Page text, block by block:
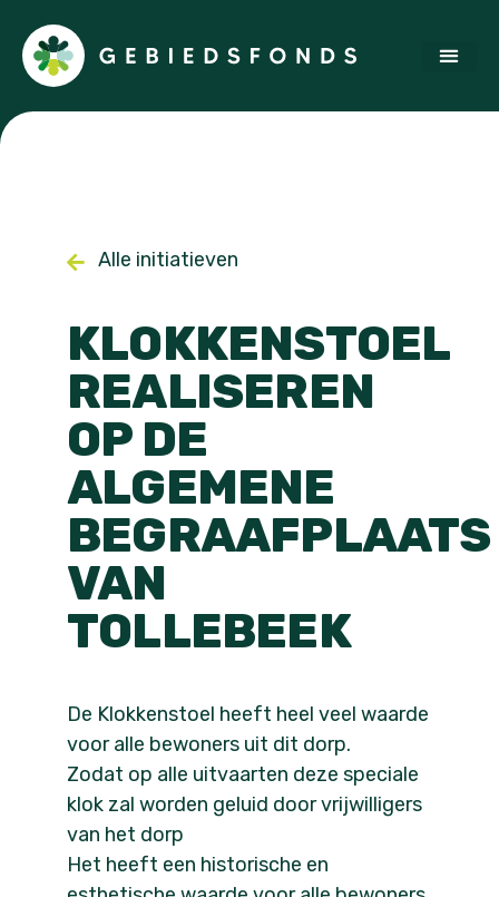
Alle initiatieven
KLOKKENSTOEL
REALISEREN
OP DE
ALGEMENE
BEGRAAFPLAATS
VAN
TOLLEBEEK
De Klokkenstoel heeft heel veel waarde
voor alle bewoners uit dit dorp.
Zodat op alle uitvaarten deze speciale
klok zal worden geluid door vrijwilligers
van het dorp
Het heeft een historische en